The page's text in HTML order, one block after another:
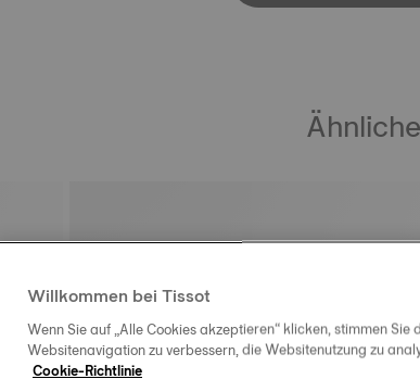
Willkommen bei Tissot
Wenn Sie auf „Alle Cookies akzeptieren“ klicken, stimmen
Websitenavigation zu verbessern, die Websitenutzung zu
Cookie-Richtlinie